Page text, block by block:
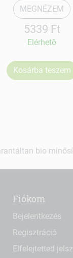
MEGNÉZEM
5339 Ft
Elérhetõ
Kosárba teszem
bio
Fiókom
Bejelentkezés
Regisztráció
Elfelejtetted